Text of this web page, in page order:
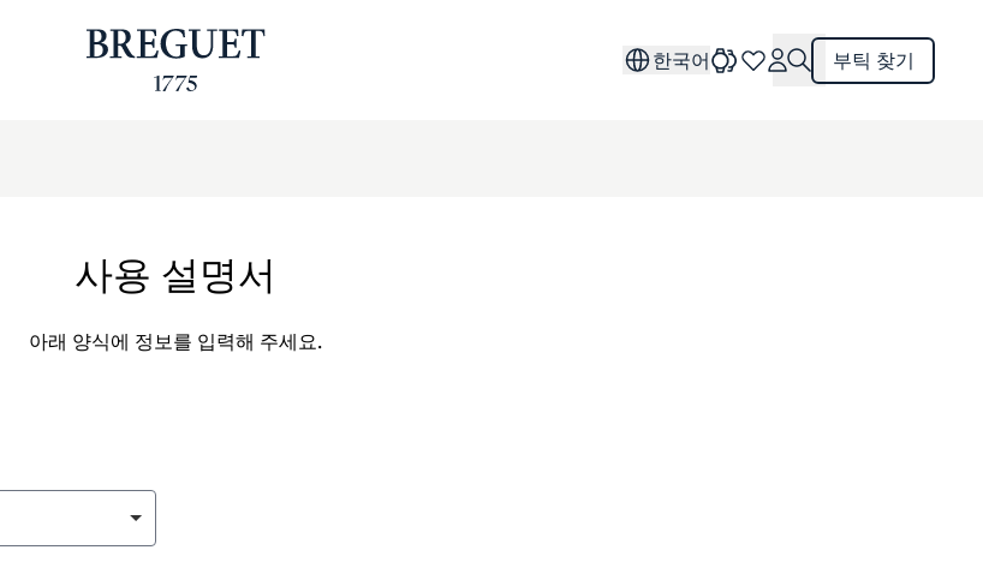
한국어 부틱 찾기
사용 설명서
아래 양식에 정보를 입력해 주세요.